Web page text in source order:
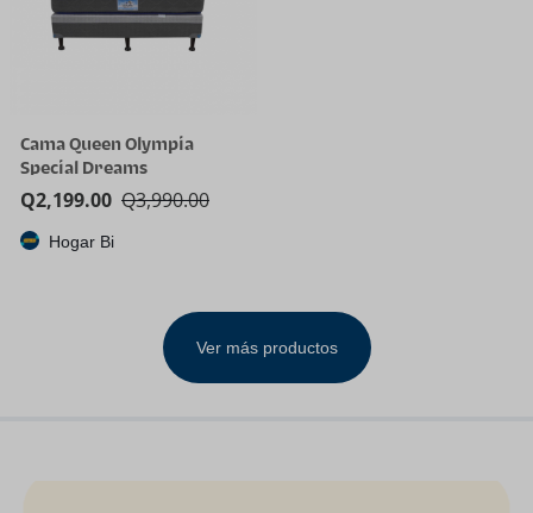
Cama Queen Olympia
Special Dreams
Q3,990.00
Q2,199.00
Hogar Bi
Ver más productos